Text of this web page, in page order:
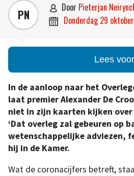
PN  door Pieterjan
 donderdag 29
Lees voor
In de aanloop naar het
laat premier Alexander De
niet in zijn kaarten kijken
‘Dat overleg zal gebeuren op
wetenschappelijke adviezen,
hij in de Kamer.
Wat de coronacijfers betreft,